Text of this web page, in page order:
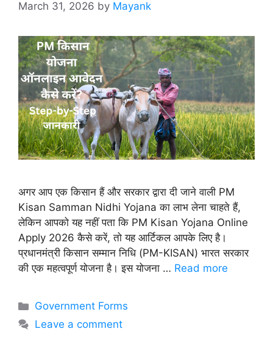
March 31, 2026 by Mayank
अगर आप एक किसान हैं और सरकार द्वारा दी जाने वाली PM
Kisan Samman Nidhi Yojana का लाभ लेना चाहते हैं,
लेकिन आपको यह नहीं पता कि PM Kisan Yojana Online
Apply 2026 कैसे करें, तो यह आर्टिकल आपके लिए है।
प्रधानमंत्री किसान सम्मान निधि (PM-KISAN) भारत सरकार
की एक महत्वपूर्ण योजना है। इस योजना … Read more
Categories
Government Forms
Leave a comment